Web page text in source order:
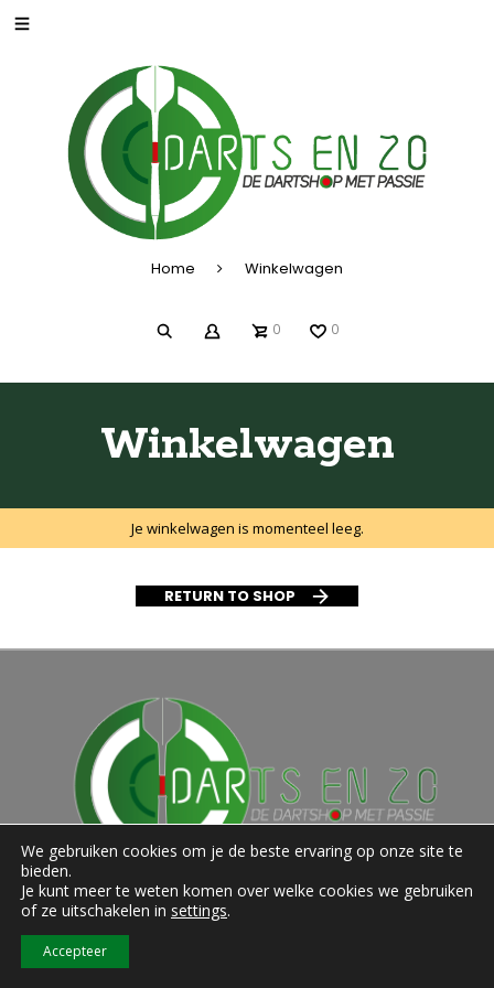
Home Winkelwagen
0 0
Winkelwagen
Je winkelwagen is momenteel leeg.
RETURN TO SHOP
Webeheer en design door:
We gebruiken cookies om je de beste ervaring op onze site te
bieden.
Je kunt meer te weten komen over welke cookies we gebruiken
of ze uitschakelen in settings.
Accepteer